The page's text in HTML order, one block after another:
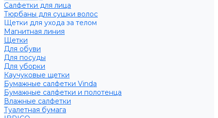
Салфетки для лица
Тюрбаны для сушки волос
Щетки для ухода за телом
Магнитная линия
Щетки
Для обуви
Для посуды
Для уборки
Каучуковые щетки
Бумажные салфетки Vinda
Бумажные салфетки и полотенца
Влажные салфетки
Туалетная бумага